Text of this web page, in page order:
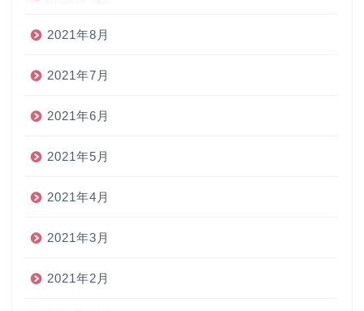
2021年8月
2021年7月
2021年6月
2021年5月
2021年4月
2021年3月
2021年2月